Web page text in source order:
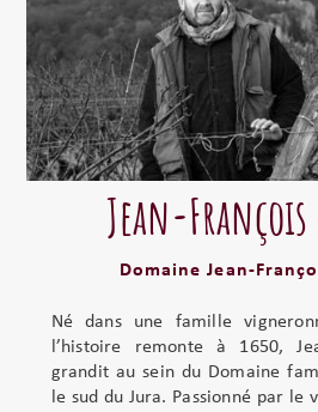
Jean-François
Domaine Jean-
Né dans une famille
l’histoire remonte à 1650,
grandit au sein du Domaine
le sud du Jura. Passionné par le